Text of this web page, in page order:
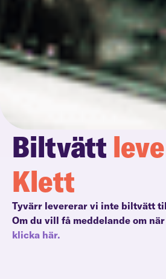
Biltvätt
Klett
Tyvärr levererar vi inte biltvätt
Om du vill få meddelande om
klicka här.